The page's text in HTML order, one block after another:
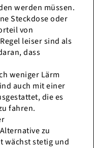
werden müssen.
Steckdose oder
von
leiser sind als
dass
weniger Lärm
auch mit einer
die es
fahren.
zu
wächst stetig und